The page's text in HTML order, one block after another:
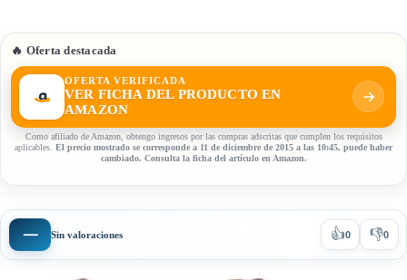
🔥 Oferta destacada
OFERTA VERIFICADA
VER FICHA DEL PRODUCTO EN
AMAZON
Como afiliado de Amazon, obtengo ingresos por las compras adscritas que cumplen los requisitos
aplicables. El precio mostrado se corresponde a 11 de diciembre de 2015 a las 10:45, puede haber
cambiado. Consulta la ficha del artículo en Amazon.
— Sin valoraciones 👍0 👎0